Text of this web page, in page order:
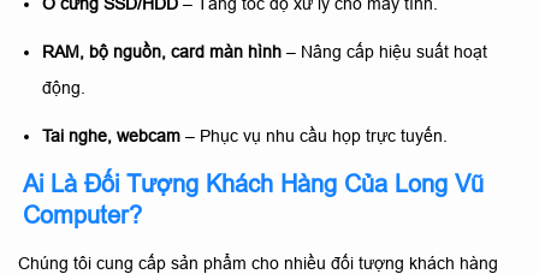
RAM, bộ nguồn, card màn hình – Nâng cấp hiệu suất hoạt
động.
Tai nghe, webcam – Phục vụ nhu cầu họp trực tuyến.
Ai Là Đối Tượng Khách Hàng Của Long Vũ
Computer?
Chúng tôi cung cấp sản phẩm cho nhiều đối tượng khách hàng